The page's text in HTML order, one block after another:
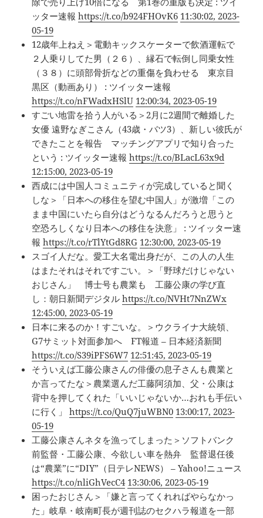
ッター速報https://t.co/b924FHOvK6 11:30:02, 2023-
05-19
12歳年上ねえ＞電動キックスケーターで飲酒運転で
２人乗りしてた男（２６）、縁石で転倒し同乗女性
（３８）に頭部骨折などの重傷を負わせる 東京目
黒区（動画あり） : ツイッター速報
https://t.co/nFWadxHSlU 12:00:34, 2023-05-19
すごい地雷を拾う人がいる＞2月に2週間で離婚した
女優 遠野なぎこさん（43歳・バツ3）、新しい彼氏が
できたことを報告 マッチングアプリで知り合った
という : ツイッター速報https://t.co/BLacL63x9d
12:15:00, 2023-05-19
西成には中国人コミュニティが完成していると聞く
しな＞「日本への移住を望む中国人」が激増「この
まま中国にいたら自分はどうなるんだろうと思うと
空恐ろしくなり日本への移住を決意」 : ツイッター速
報https://t.co/rTlYtGd8RG 12:30:00, 2023-05-19
スゴイ人だな。愛工大名電出身だが、この人の人生
はまたそれはそれですごい。＞「野球だけじゃない
おじさん」 博士号も農業も 工藤公康の学び直
し：朝日新聞デジタルhttps://t.co/NVHt7NnZWx
12:45:00, 2023-05-19
日本に来るのか！すごいな。＞ウクライナ大統領、
G7サミット対面参加へ FT報道 – 日本経済新聞
https://t.co/S39iPFS6W7 12:51:45, 2023-05-19
そういえば工藤公康さんの俳優の息子さんも農業と
か言ってたな＞農業選んだ工藤阿須加、父・公康は
背中を押してくれた「いいじゃないか…おれも手伝い
に行く」https://t.co/QuQ7juWBN0 13:00:17, 2023-
05-19
工藤公康さんネタを漁ってしまった＞ソフトバンク
前監督・工藤公康、今欲しい車を熱弁 監督退任後
は“農業”に“DIY”（日テレNEWS） – Yahoo!ニュース
https://t.co/nliGhVecC4 13:30:06, 2023-05-19
困ったおじさん＞「嫌と言ってくれればやらなかっ
た」岐阜・岐南町長が週刊誌のセクハラ報道を一部